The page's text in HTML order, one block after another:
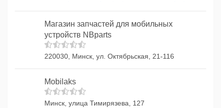
Магазин запчастей для мобильных
устройств NBparts
220030, Минск, ул. Октябрьская, 21-116
Mobilaks
Минск, улица Тимирязева, 127